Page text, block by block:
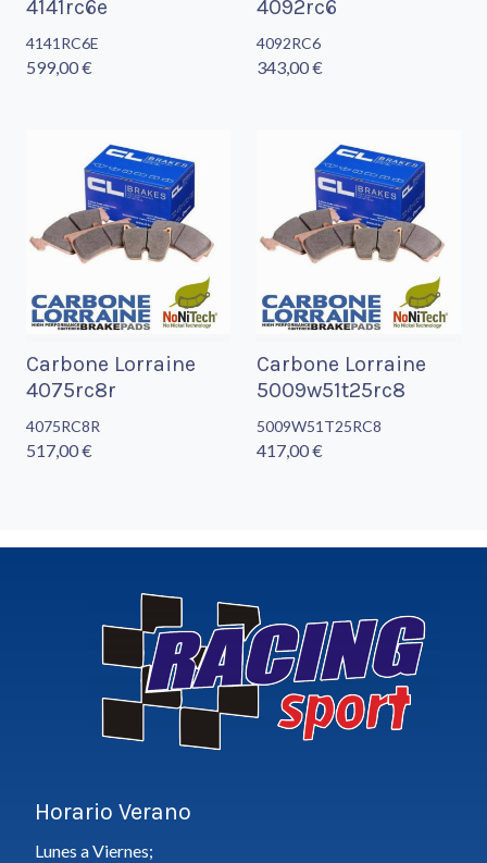
4141rc6e
4141RC6E
599,00 €
4092rc6
4092RC6
343,00 €
Carbone Lorraine
4075rc8r
4075RC8R
517,00 €
Carbone Lorraine
5009w51t25rc8
5009W51T25RC8
417,00 €
Horario Verano
Lunes a Viernes;